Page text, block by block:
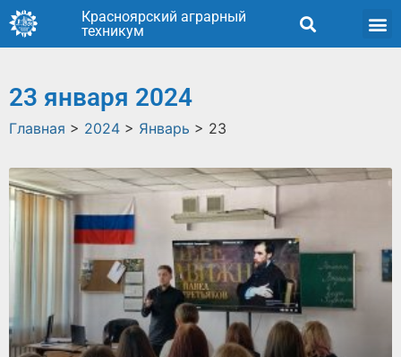
Красноярский аграрный
техникум
23 января 2024
Главная > 2024 > Январь > 23